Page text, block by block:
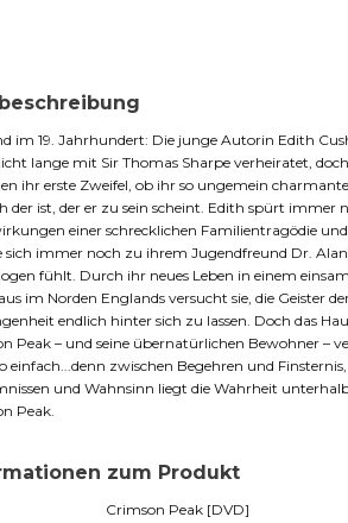
im 19. Jahrhundert: Die junge Autorin Edith
lange mit Sir Thomas Sharpe verheiratet,
ihr erste Zweifel, ob ihr so ungemein
der ist, der er zu sein scheint. Edith spürt immer
einer schrecklichen Familientragödie
sich immer noch zu ihrem Jugendfreund Dr.
fühlt. Durch ihr neues Leben in einem
im Norden Englands versucht sie, die Geister
endlich hinter sich zu lassen. Doch das
Peak – und seine übernatürlichen Bewohner –
einfach...denn zwischen Begehren und Finsternis,
und Wahnsinn liegt die Wahrheit
Peak.
zum Produkt
Crimson Peak [DVD]